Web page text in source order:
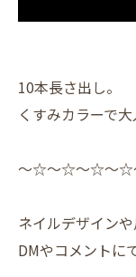
10本長さ出し。
くすみカラーで
〜☆〜☆〜☆〜
ネイルデザイン
DMやコメントに